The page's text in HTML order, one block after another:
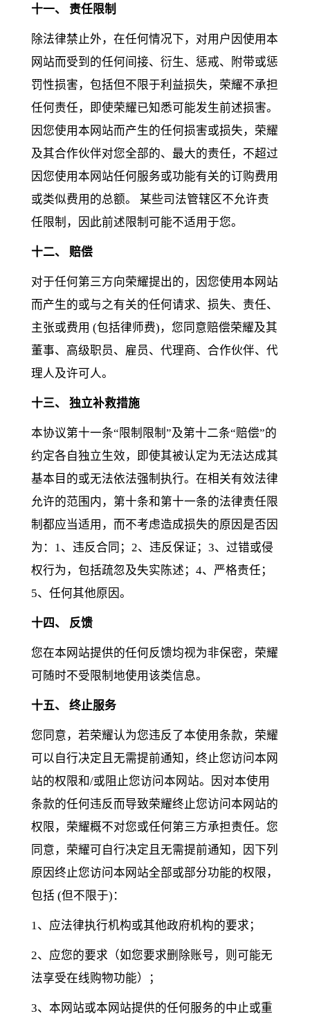
十一、 责任限制
除法律禁止外，在任何情况下，对用户因使用本
网站而受到的任何间接、衍生、惩戒、附带或惩
罚性损害，包括但不限于利益损失，荣耀不承担
任何责任，即使荣耀已知悉可能发生前述损害。
因您使用本网站而产生的任何损害或损失，荣耀
及其合作伙伴对您全部的、最大的责任，不超过
因您使用本网站任何服务或功能有关的订购费用
或类似费用的总额。 某些司法管辖区不允许责
任限制，因此前述限制可能不适用于您。
十二、 赔偿
对于任何第三方向荣耀提出的，因您使用本网站
而产生的或与之有关的任何请求、损失、责任、
主张或费用 (包括律师费)，您同意赔偿荣耀及其
董事、高级职员、雇员、代理商、合作伙伴、代
理人及许可人。
十三、 独立补救措施
本协议第十一条“限制限制”及第十二条“赔偿”的
约定各自独立生效，即使其被认定为无法达成其
基本目的或无法依法强制执行。在相关有效法律
允许的范围内，第十条和第十一条的法律责任限
制都应当适用，而不考虑造成损失的原因是否因
为：1、违反合同；2、违反保证；3、过错或侵
权行为，包括疏忽及失实陈述；4、严格责任；
5、任何其他原因。
十四、 反馈
您在本网站提供的任何反馈均视为非保密，荣耀
可随时不受限制地使用该类信息。
十五、 终止服务
您同意，若荣耀认为您违反了本使用条款，荣耀
可以自行决定且无需提前通知，终止您访问本网
站的权限和/或阻止您访问本网站。因对本使用
条款的任何违反而导致荣耀终止您访问本网站的
权限，荣耀概不对您或任何第三方承担责任。您
同意，荣耀可自行决定且无需提前通知，因下列
原因终止您访问本网站全部或部分功能的权限，
包括 (但不限于)：
1、应法律执行机构或其他政府机构的要求；
2、应您的要求（如您要求删除账号，则可能无
法享受在线购物功能）；
3、本网站或本网站提供的任何服务的中止或重